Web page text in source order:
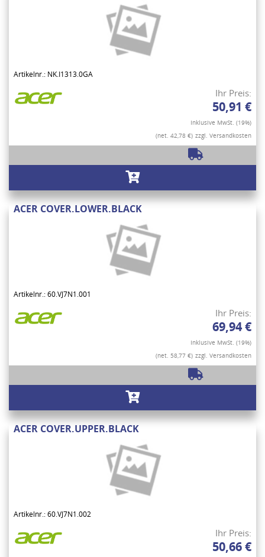
Artikelnr.: NK.I1313.0GA
Ihr Preis:
50,91 €
Inklusive MwSt. (19%)
(net. 42,78 €) zzgl. Versandkosten
ACER COVER.LOWER.BLACK
Artikelnr.: 60.VJ7N1.001
Ihr Preis:
69,94 €
Inklusive MwSt. (19%)
(net. 58,77 €) zzgl. Versandkosten
ACER COVER.UPPER.BLACK
Artikelnr.: 60.VJ7N1.002
Ihr Preis:
50,66 €